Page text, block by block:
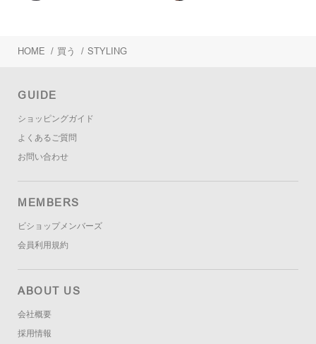
HOME / 買う / STYLING
GUIDE
ショッピングガイド
よくあるご質問
お問い合わせ
MEMBERS
ビショップメンバーズ
会員利用規約
ABOUT US
会社概要
採用情報